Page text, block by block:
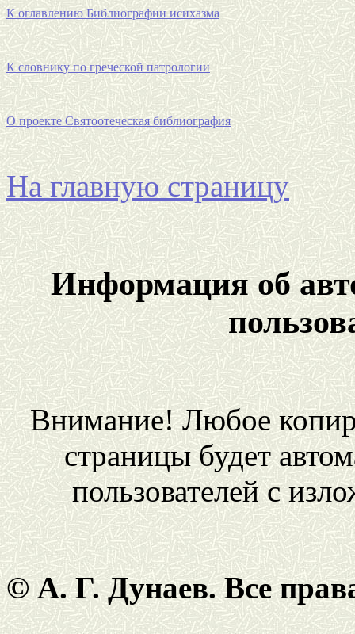
К оглавлению Библиографии исихазма
К словнику по греческой патрологии
О проекте Святоотеческая библиография
На главную страницу
Информация об
Внимание! Любое
страницы будет
пользователей с
© А. Г. Дунаев. Все